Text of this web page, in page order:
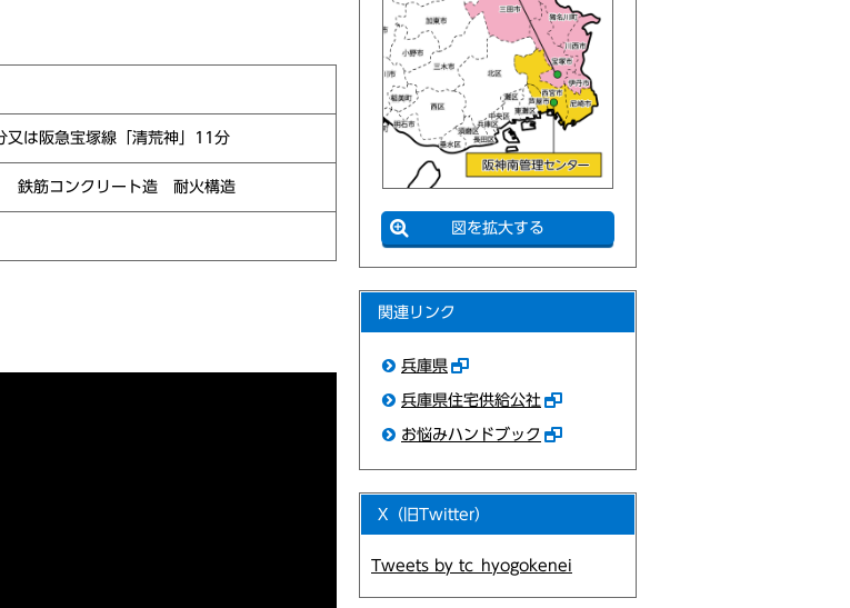
又は阪急宝塚線「清荒神」11分
鉄筋コンクリート造 耐火構造
図を拡大する
関連リンク
兵庫県
兵庫県住宅供給公社
お悩みハンドブック
X（旧Twitter）
Tweets by tc_hyogokenei